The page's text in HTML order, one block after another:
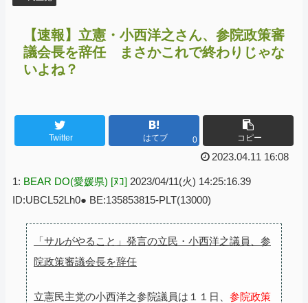
【速報】立憲・小西洋之さん、参院政策審
議会長を辞任 まさかこれで終わりじゃな
いよね？
Twitter はてブ 0 コピー
2023.04.11 16:08
1: BEAR DO(愛媛県) [ﾇｺ] 2023/04/11(火) 14:25:16.39
ID:UBCL52Lh0● BE:135853815-PLT(13000)
「サルがやること」発言の立民・小西洋之議員、参
院政策審議会長を辞任
立憲民主党の小西洋之参院議員は１１日、 参院政策